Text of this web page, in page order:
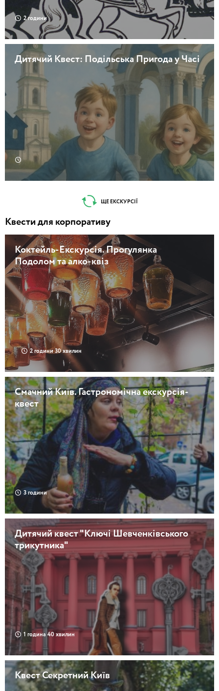
2 години
Дитячий Квест: Подільська Пригода у Часі
ЩЕ ЕКСКУРСІЇ
Квести для корпоративу
Коктейль-Екскурсія. Прогулянка
Подолом та алко-квіз
2 години 30 хвилин
Смачний Київ. Гастрономічна екскурсія-
квест
3 години
Дитячий квест "Ключі Шевченківського
трикутника"
1 година 40 хвилин
Квест Секретний Київ